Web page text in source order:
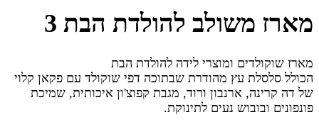
מארז משולב להולדת הבת 3
מארז שוקולדים ומוצרי לידה להולדת הבת
הכולל סלסלת עץ מהודרת שבתוכה דפי שוקולד עם פקאן קלוי
של דה קרינה, ארנבון ורוד, מגבת קפוצ'ון איכותית, שמיכת
פונפונים ובובוש נעים לתינוקת.